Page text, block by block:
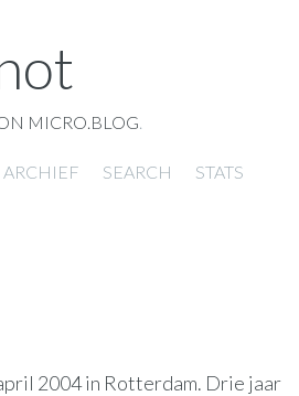
MICRO.BLOG.
ARCHIEF SEARCH STATS
2004 in Rotterdam. Drie jaar